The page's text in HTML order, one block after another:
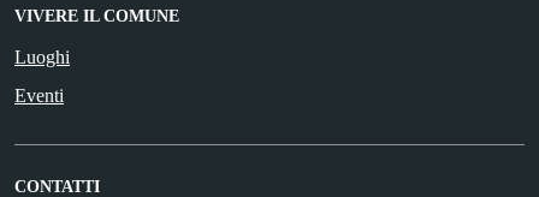
VIVERE IL COMUNE
Luoghi
Eventi
CONTATTI